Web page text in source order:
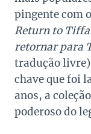
pingente com
Return to
retornar para
tradução
chave que foi
anos, a
poderoso do